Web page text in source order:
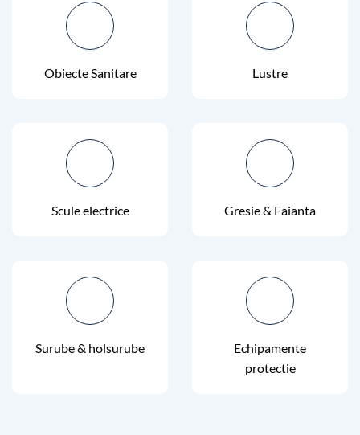
Obiecte Sanitare Lustre
Scule electrice Gresie & Faianta
Surube & holsurube
Echipamente
protectie